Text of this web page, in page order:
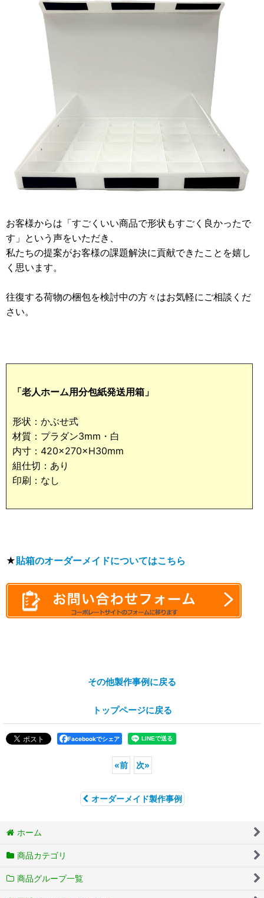
お客様からは「すごくいい商品で形状もすごく良かったで
す」という声をいただき、
私たちの提案がお客様の課題解決に貢献できたことを嬉し
く思います。
往復する荷物の梱包を検討中の方々はお気軽にご相談くだ
さい。
「老人ホーム用分包紙発送用箱」
形状：かぶせ式
材質：プラダン3mm・白
内寸：420×270×H30mm
組仕切：あり
印刷：なし
★貼箱のオーダーメイドについてはこちら
その他製作事例に戻る
トップページに戻る
Facebookでシェア
«前 次»
オーダーメイド製作事例
ホーム
商品カテゴリ
商品グループ一覧